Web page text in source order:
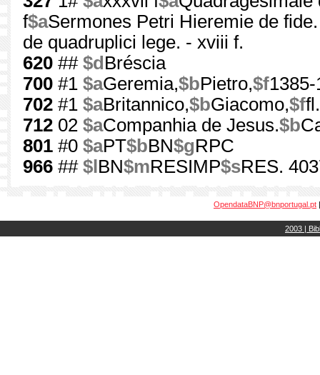
f$aSermones Petri Hieremie de
de quadruplici lege. - xviii f.
620 ## $d Bréscia
700 #1 $aGeremia,$bPietro,$f
702 #1 $aBritannico,$bGiacomo,$f
712 02 $aCompanhia de Jesus.$b
801 #0 $aPT$bBN$gRPC
966 ## $l BN$mRESIMP$sRES.
OpendataBNP@bnportugal.pt
2003 |